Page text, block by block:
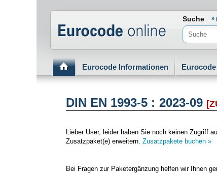
Normenportal Suche
Eurocode Informationen
DIN EN 1993-5 : 2023-09
Lieber User, leider haben Sie noch keinen Zugriff
Zusatzpaket(e) erweitern. Zusatzpakete buchen »
Bei Fragen zur Paketergänzung helfen wir Ihnen